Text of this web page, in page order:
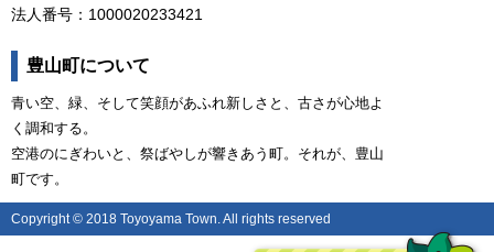
法人番号：1000020233421
豊山町について
青い空、緑、そして笑顔があふれ新しさと、古さが心地よ
く調和する。
空港のにぎわいと、祭ばやしが響きあう町。それが、豊山
町です。
Copyright © 2018 Toyoyama Town. All rights reserved